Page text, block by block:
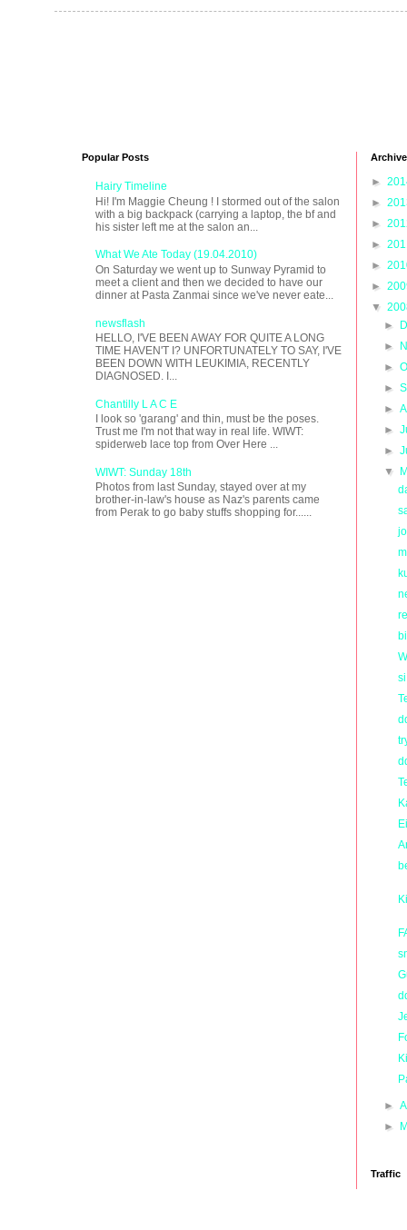
Popular Posts
Hairy Timeline
Hi! I'm Maggie Cheung ! I stormed out of the salon
with a big backpack (carrying a laptop, the bf and
his sister left me at the salon an...
What We Ate Today (19.04.2010)
On Saturday we went up to Sunway Pyramid to
meet a client and then we decided to have our
dinner at Pasta Zanmai since we've never eate...
newsflash
HELLO, I'VE BEEN AWAY FOR QUITE A LONG
TIME HAVEN'T I? UNFORTUNATELY TO SAY, I'VE
BEEN DOWN WITH LEUKIMIA, RECENTLY
DIAGNOSED. I...
Chantilly L A C E
I look so 'garang' and thin, must be the poses.
Trust me I'm not that way in real life. WIWT:
spiderweb lace top from Over Here ...
WIWT: Sunday 18th
Photos from last Sunday, stayed over at my
brother-in-law's house as Naz's parents came
from Perak to go baby stuffs shopping for......
Archive
►
►
►
►
►
►
▼
►
►
►
►
►
►
►
▼
►
►
Traffic